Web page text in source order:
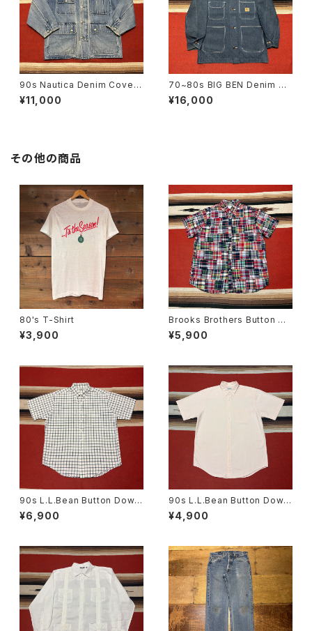
90s Nautica Denim Covera
ll size L
¥11,000
70~80s BIG BEN Denim Co
verall size 36
¥16,000
その他の商品
80's T-Shirt
¥3,900
Brooks Brothers Button Do
wn Short Sleeve Patchwor
k Shirt size L
¥5,900
90s L.L.Bean Button Down
Short Sleeve Check Shirt s
ize L
¥6,900
90s L.L.Bean Button Down
Short Sleeve Stripe Shirt s
ize M
¥4,900